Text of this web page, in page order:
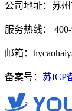
公司地址：苏
服务热线： 400-
邮箱：
备案号： 苏ICP